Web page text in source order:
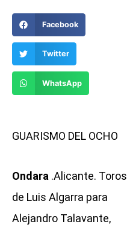
Facebook
Twitter
WhatsApp
GUARISMO DEL OCHO
Ondara .Alicante. Toros
de Luis Algarra para
Alejandro Talavante,